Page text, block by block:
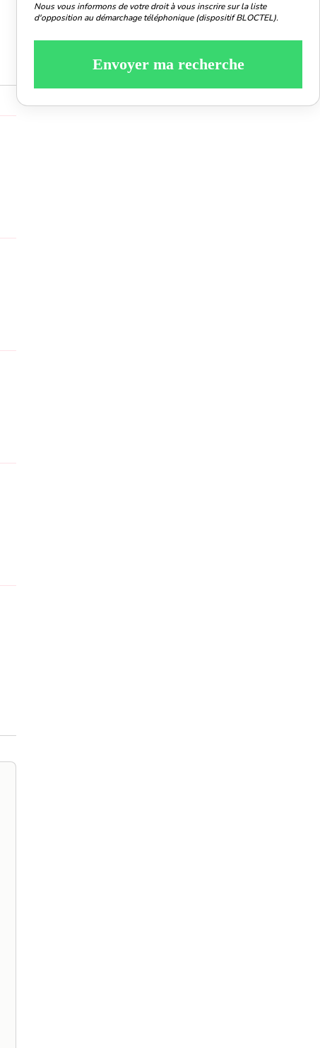
Nous vous informons de votre droit à vous inscrire sur la liste
d'opposition au démarchage téléphonique (dispositif BLOCTEL).
Envoyer ma recherche